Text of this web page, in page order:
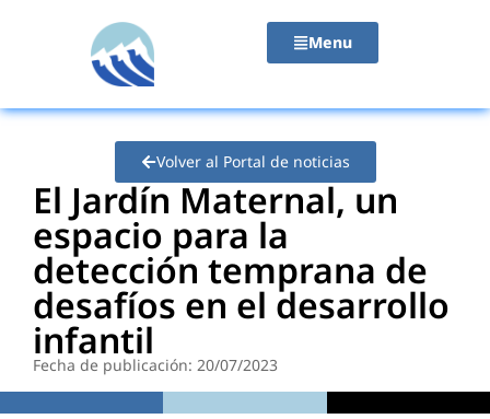
Menu
Volver al Portal de noticias
El Jardín Maternal, un
espacio para la
detección temprana de
desafíos en el desarrollo
infantil
Fecha de publicación: 20/07/2023